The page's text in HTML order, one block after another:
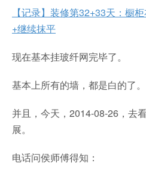
【记录】装修第32+33天：橱
+继续抹平
现在基本挂玻纤网完毕了。
基本上所有的墙，都是白的了。
并且，今天，2014-08-26，去
展。
电话问侯师傅得知：